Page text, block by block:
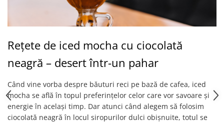
Rețete de iced mocha cu ciocolată
neagră – desert într-un pahar
Când vine vorba despre băuturi reci pe bază de cafea, iced
mocha se află în topul preferințelor celor care vor savoare și
energie în același timp. Dar atunci când alegem să folosim
ciocolată neagră în locul siropurilor dulci obișnuite, totul se